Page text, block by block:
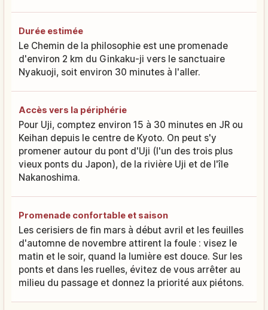
Durée estimée
Le Chemin de la philosophie est une promenade
d'environ 2 km du Ginkaku-ji vers le sanctuaire
Nyakuoji, soit environ 30 minutes à l'aller.
Accès vers la périphérie
Pour Uji, comptez environ 15 à 30 minutes en JR ou
Keihan depuis le centre de Kyoto. On peut s'y
promener autour du pont d'Uji (l'un des trois plus
vieux ponts du Japon), de la rivière Uji et de l'île
Nakanoshima.
Promenade confortable et saison
Les cerisiers de fin mars à début avril et les feuilles
d'automne de novembre attirent la foule : visez le
matin et le soir, quand la lumière est douce. Sur les
ponts et dans les ruelles, évitez de vous arrêter au
milieu du passage et donnez la priorité aux piétons.